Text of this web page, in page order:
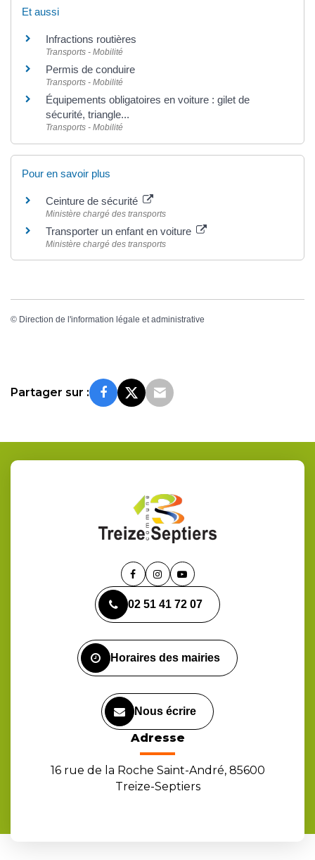
Et aussi
Infractions routières
Transports - Mobilité
Permis de conduire
Transports - Mobilité
Équipements obligatoires en voiture : gilet de
sécurité, triangle...
Transports - Mobilité
Pour en savoir plus
Ceinture de sécurité
Ministère chargé des transports
Transporter un enfant en voiture
Ministère chargé des transports
© Direction de l'information légale et administrative
Partager sur :
Lien
le
compte
Lien
le
compte
Lien
la
chaîne
02 51 41 72 07
Horaires des mairies
Nous écrire
Adresse
16 rue de la Roche Saint-André, 85600
Treize-Septiers